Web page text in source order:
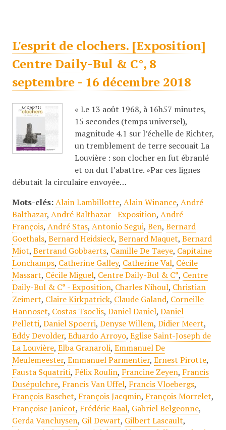
L'esprit de clochers. [Exposition]
Centre Daily-Bul & C°, 8
septembre - 16 décembre 2018
« Le 13 août 1968, à 16h57 minutes,
15 secondes (temps universel),
magnitude 4.1 sur l’échelle de Richter,
un tremblement de terre secouait La
Louvière : son clocher en fut ébranlé
et on dut l’abattre. »Par ces lignes
débutait la circulaire envoyée…
Mots-clés: Alain Lambillotte, Alain Winance, André
Balthazar, André Balthazar - Exposition, André
François, André Stas, Antonio Segui, Ben, Bernard
Goethals, Bernard Heidsieck, Bernard Maquet, Bernard
Miot, Bertrand Gobbaerts, Camille De Taeye, Capitaine
Lonchamps, Catherine Galley, Catherine Val, Cécile
Massart, Cécile Miguel, Centre Daily-Bul & C°, Centre
Daily-Bul & C° - Exposition, Charles Nihoul, Christian
Zeimert, Claire Kirkpatrick, Claude Galand, Corneille
Hannoset, Costas Tsoclis, Daniel Daniel, Daniel
Pelletti, Daniel Spoerri, Denyse Willem, Didier Meert,
Eddy Devolder, Eduardo Arroyo, Eglise Saint-Joseph de
La Louvière, Elba Granaroli, Emmanuel De
Meulemeester, Emmanuel Parmentier, Ernest Pirotte,
Fausta Squatriti, Félix Roulin, Francine Zeyen, Francis
Dusépulchre, Francis Van Uffel, Francis Vloebergs,
François Baschet, François Jacqmin, François Morrelet,
Françoise Janicot, Frédéric Baal, Gabriel Belgeonne,
Gerda Vancluysen, Gil Dewart, Gilbert Lascault,